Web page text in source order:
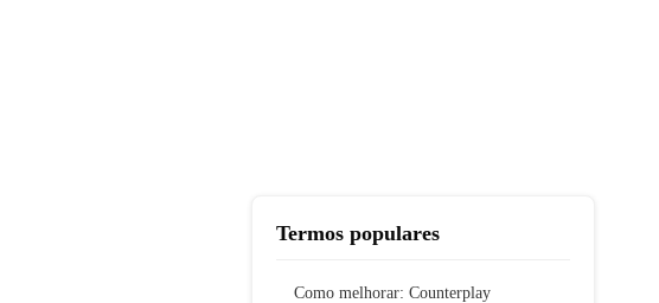
Termos populares
Como melhorar: Counterplay